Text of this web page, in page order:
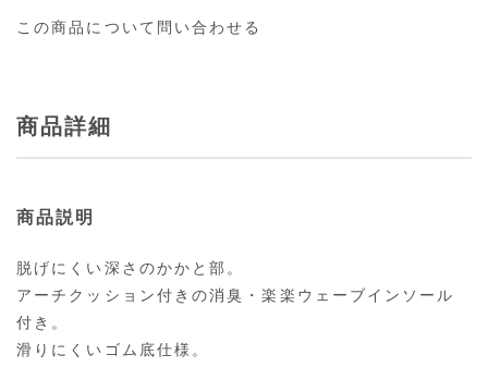
この商品について問い合わせる
商品詳細
商品説明
脱げにくい深さのかかと部。
アーチクッション付きの消臭・楽楽ウェーブインソール
付き。
滑りにくいゴム底仕様。